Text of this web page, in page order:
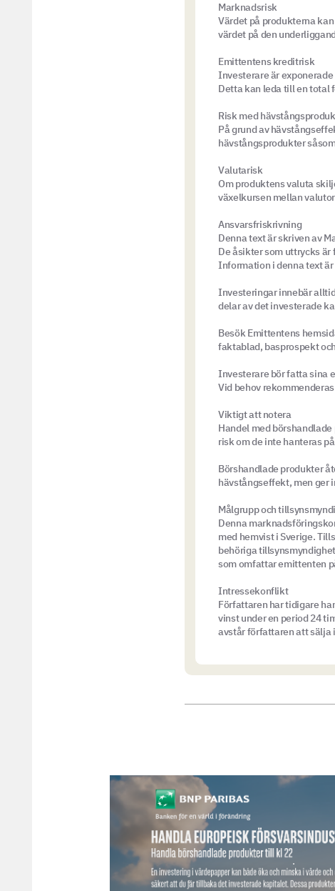
Marknadsrisk
Värdet på produkterna
värdet på den
Emittentens kreditrisk
Investerare är
Detta kan leda till en total
Risk med
På grund av
hävstångsprodukter
Valutarisk
Om produktens valuta
växelkursen mellan
Ansvarsfriskrivning
Denna text är skriven av
De åsikter som uttrycks
Information i denna text
Investeringar innebär
delar av det investerade
Besök Emittentens
faktablad, basprospekt
Investerare bör fatta sina
Vid behov
Viktigt att notera
Handel med
risk om de inte hanteras
Börshandlade produkter
hävstångseffekt, men ger
Målgrupp och
Denna
med hemvist i Sverige.
behöriga
som omfattar emittenten
Intressekonflikt
Författaren har tidigare
vinst under en period 24
avstår författaren att sälja